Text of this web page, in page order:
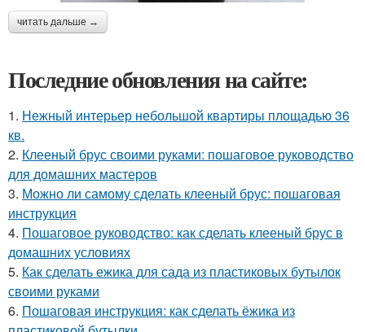
читать дальше →
Последние обновления на сайте:
1. Нежный интерьер небольшой квартиры площадью 36
кв.
2. Клееный брус своими руками: пошаговое руководство
для домашних мастеров
3. Можно ли самому сделать клееный брус: пошаговая
инструкция
4. Пошаговое руководство: как сделать клееный брус в
домашних условиях
5. Как сделать ежика для сада из пластиковых бутылок
своими руками
6. Пошаговая инструкция: как сделать ёжика из